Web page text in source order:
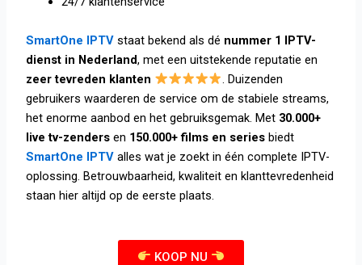
SmartOne IPTV staat bekend als dé nummer 1 IPTV-
dienst in Nederland, met een uitstekende reputatie en
zeer tevreden klanten
. Duizenden
gebruikers waarderen de service om de stabiele streams,
het enorme aanbod en het gebruiksgemak. Met 30.000+
live tv-zenders en 150.000+ films en series biedt
SmartOne IPTV alles wat je zoekt in één complete IPTV-
oplossing. Betrouwbaarheid, kwaliteit en klanttevredenheid
staan hier altijd op de eerste plaats.
KOOP NU